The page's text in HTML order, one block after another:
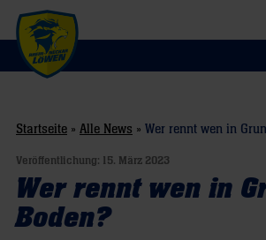
Startseite » Alle News » Wer rennt wen in
Veröffentlichung: 15. März 2023
Wer rennt wen in
Boden?